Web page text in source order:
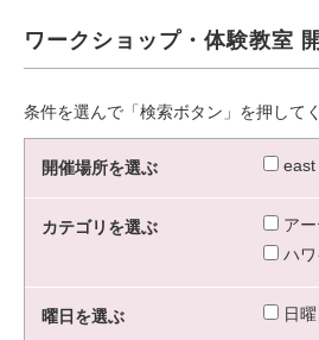
ワークショップ・体験教室
条件を選んで「検索ボタン」を押して
開催場所を選ぶ east
カテゴリを選ぶ ア
ハ
曜日を選ぶ 日曜